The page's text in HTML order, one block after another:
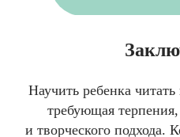
Научить ребенка
требующая
и творческого подхода.